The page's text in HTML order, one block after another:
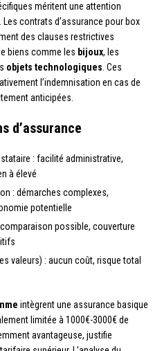
méritent une attention
contrats d’assurance pour box
des clauses restrictives
biens comme les bijoux, les
objets technologiques. Ces
l’indemnisation en cas de
anticipées.
d’assurance
: facilité administrative,
à élevé
: démarches complexes,
potentielle
possible, couverture
valeurs) : aucun coût, risque total
intègrent une assurance basique
limitée à 1000€-3000€ de
avantageuse, justifie